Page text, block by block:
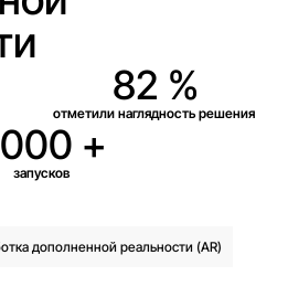
82 %
отметили наглядность решения
+
запусков
дополненной реальности (AR)